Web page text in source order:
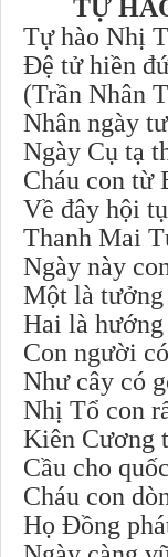
TỰ
Tự hào Nhị
Đệ tử hiền
(Trần Nhân
Nhân ngày
Ngày Cụ tạ
Cháu con từ
Về đây hội
Thanh Mai
Ngày này
Một là
Hai là
Con người
Như cây có
Nhị Tổ con
Kiên Cương
Cầu cho
Cháu con
Họ Đồng